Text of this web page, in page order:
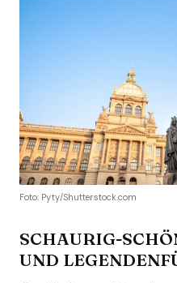
Foto: Pyty/Shutterstock.com
SCHAURIG-
UND